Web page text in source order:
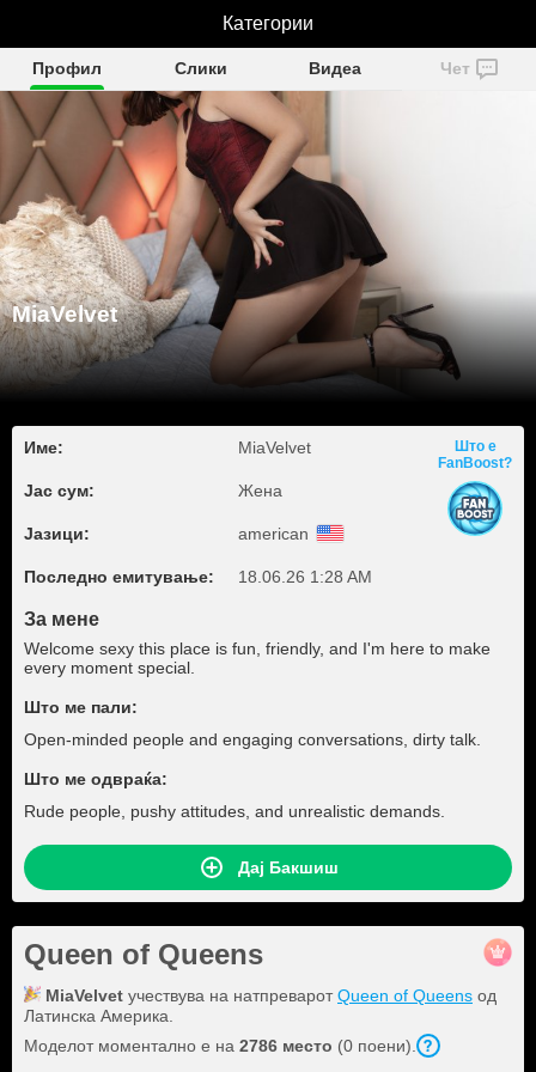
MiaVelvet
Профил Слики Видеа Чет
MiaVelvet
Име: MiaVelvet
Јас сум: Жена
Јазици: american
Последно емитување: 18.06.26 1:28 AM
Што е
FanBoost?
За мене
Welcome sexy this place is fun, friendly, and I'm here to make
every moment special.
Што ме пали:
Open-minded people and engaging conversations, dirty talk.
Што ме одвраќа:
Rude people, pushy attitudes, and unrealistic demands.
Дај Бакшиш
Queen of Queens
MiaVelvet учествува на натпреваротQueen of Queens од
Латинска Америка.
Моделот моментално е на 2786 место (0 поени).
Категории